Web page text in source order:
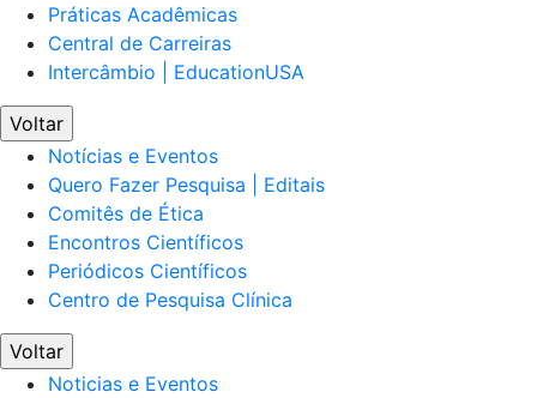
Práticas Acadêmicas
Central de Carreiras
Intercâmbio | EducationUSA
Voltar
Notícias e Eventos
Quero Fazer Pesquisa | Editais
Comitês de Ética
Encontros Científicos
Periódicos Científicos
Centro de Pesquisa Clínica
Voltar
Noticias e Eventos